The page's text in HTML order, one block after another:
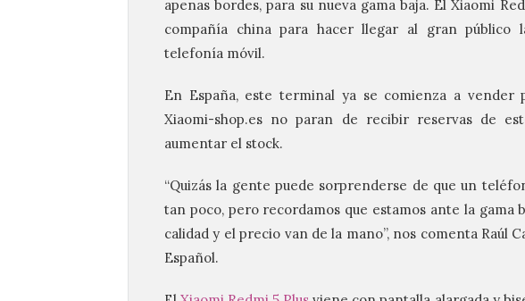
apenas bordes, para su nueva gama baja. El Xiaomi
compañía china para hacer llegar al gran público
telefonía móvil.
En España, este terminal ya se comienza a vender
Xiaomi-shop.es no paran de recibir reservas de
aumentar el stock.
“Quizás la gente puede sorprenderse de que un
tan poco, pero recordamos que estamos ante la gama
calidad y el precio van de la mano”, nos comenta Raúl
Español.